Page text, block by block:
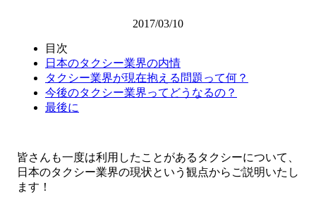
2017/03/10
目次
日本のタクシー業界の内情
タクシー業界が現在抱える問題って何？
今後のタクシー業界ってどうなるの？
最後に
皆さんも一度は利用したことがあるタクシーについて、
日本のタクシー業界の現状という観点からご説明いたし
ます！